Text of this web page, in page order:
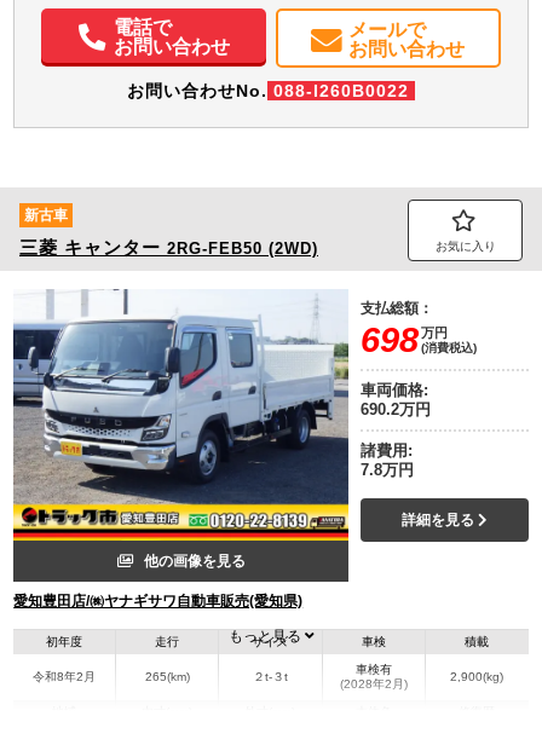
電話で
お問い合わせ
メールで
お問い合わせ
お問い合わせNo. 088-I260B0022
新古車
三菱 キャンター 2RG-FEB50 (2WD) お気に入り
他の画像を見る
愛知豊田店/㈱ヤナギサワ自動車販売(愛知県)
支払総額：
698万円
(消費税込)
車両価格:
690.2万円
諸費用:
7.8万円
詳細を見る
初年度
令和8年2月
走行
265(km)
サイズ
２t-３t
車検
車検有
(2028年2月)
積載
2,900(kg)
もっと見る